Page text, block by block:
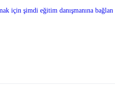
için şimdi eğitim danışmanına